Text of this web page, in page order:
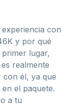
con
y por qué
lugar,
realmente
con él, ya que
el paquete.
a tu